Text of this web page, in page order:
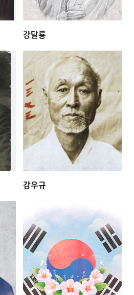
강달룡
강우규